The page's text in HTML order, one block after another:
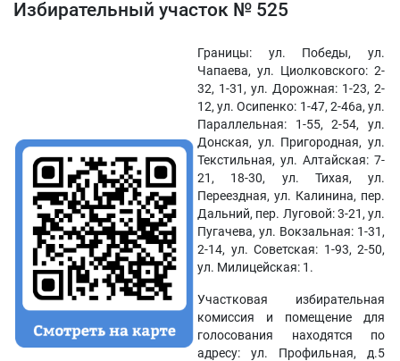
Избирательный участок № 525
Границы: ул. Победы, ул.
Чапаева, ул. Циолковского: 2-
32, 1-31, ул. Дорожная: 1-23, 2-
12, ул. Осипенко: 1-47, 2-46а, ул.
Параллельная: 1-55, 2-54, ул.
Донская, ул. Пригородная, ул.
Текстильная, ул. Алтайская: 7-
21, 18-30, ул. Тихая, ул.
Переездная, ул. Калинина, пер.
Дальний, пер. Луговой: 3-21, ул.
Пугачева, ул. Вокзальная: 1-31,
2-14, ул. Советская: 1-93, 2-50,
ул. Милицейская: 1.
Участковая избирательная
комиссия и помещение для
голосования находятся по
адресу: ул. Профильная, д.5